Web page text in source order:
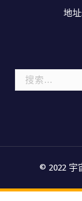
地
© 2022 宇